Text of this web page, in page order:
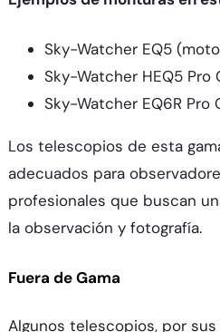
Sky-Watcher EQ5
Sky-Watcher HEQ5 Pro
Sky-Watcher EQ6R Pro
Los telescopios de esta
adecuados para
profesionales que buscan
la observación y fotografía.
Fuera de Gama
Algunos telescopios, por